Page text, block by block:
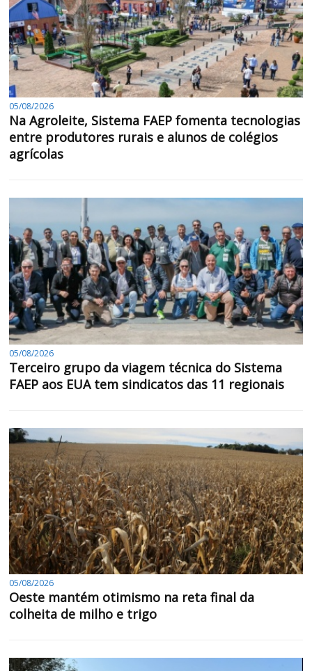
05/08/2026
Na Agroleite, Sistema FAEP fomenta tecnologias
entre produtores rurais e alunos de colégios
agrícolas
05/08/2026
Terceiro grupo da viagem técnica do Sistema
FAEP aos EUA tem sindicatos das 11 regionais
05/08/2026
Oeste mantém otimismo na reta final da
colheita de milho e trigo